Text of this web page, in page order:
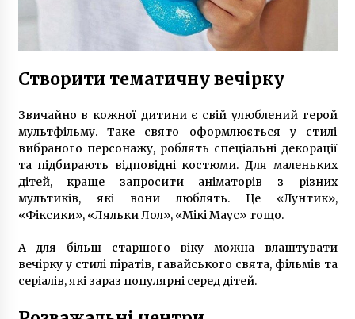
Створити тематичну вечірку
Звичайно в кожної дитини є свій улюблений герой
мультфільму. Таке свято оформлюється у стилі
вибраного персонажу, роблять спеціальні декорації
та підбирають відповідні костюми. Для маленьких
дітей, краще запросити аніматорів з різних
мультиків, які вони люблять. Це «Лунтик»,
«Фіксики», «Ляльки Лол», «Мікі Маус» тощо.
А для більш старшого віку можна влаштувати
вечірку у стилі піратів, гавайського свята, фільмів та
серіалів, які зараз популярні серед дітей.